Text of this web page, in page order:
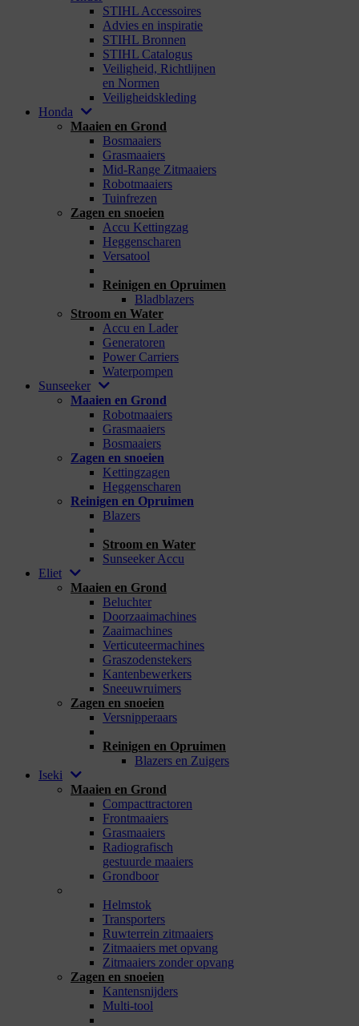
STIHL Accessoires
Advies en inspiratie
STIHL Bronnen
STIHL Catalogus
Veiligheid, Richtlijnen
en Normen
Veiligheidskleding
Honda
Maaien en Grond
Bosmaaiers
Grasmaaiers
Mid-Range Zitmaaiers
Robotmaaiers
Tuinfrezen
Zagen en snoeien
Accu Kettingzag
Heggenscharen
Versatool
Reinigen en Opruimen
Bladblazers
Stroom en Water
Accu en Lader
Generatoren
Power Carriers
Waterpompen
Sunseeker
Maaien en Grond
Robotmaaiers
Grasmaaiers
Bosmaaiers
Zagen en snoeien
Kettingzagen
Heggenscharen
Reinigen en Opruimen
Blazers
Stroom en Water
Sunseeker Accu
Eliet
Maaien en Grond
Beluchter
Doorzaaimachines
Zaaimachines
Verticuteermachines
Graszodenstekers
Kantenbewerkers
Sneeuwruimers
Zagen en snoeien
Versnipperaars
Reinigen en Opruimen
Blazers en Zuigers
Iseki
Maaien en Grond
Compacttractoren
Frontmaaiers
Grasmaaiers
Radiografisch
gestuurde maaiers
Grondboor
Helmstok
Transporters
Ruwterrein zitmaaiers
Zitmaaiers met opvang
Zitmaaiers zonder opvang
Zagen en snoeien
Kantensnijders
Multi-tool